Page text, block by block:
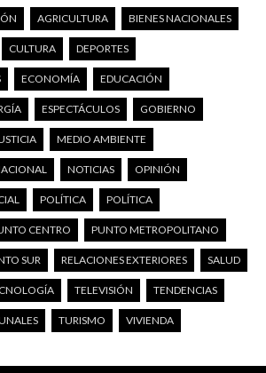
AGRICULTURA BIENES NACIONALES
CULTURA DEPORTES
ECONOMÍA EDUCACIÓN
ESPECTÁCULOS GOBIERNO
MEDIO AMBIENTE
NOTICIAS OPINIÓN
POLÍTICA POLÍTICA
CENTRO PUNTO METROPOLITANO
SUR RELACIONES EXTERIORES SALUD
TELEVISIÓN TENDENCIAS
TURISMO VIVIENDA